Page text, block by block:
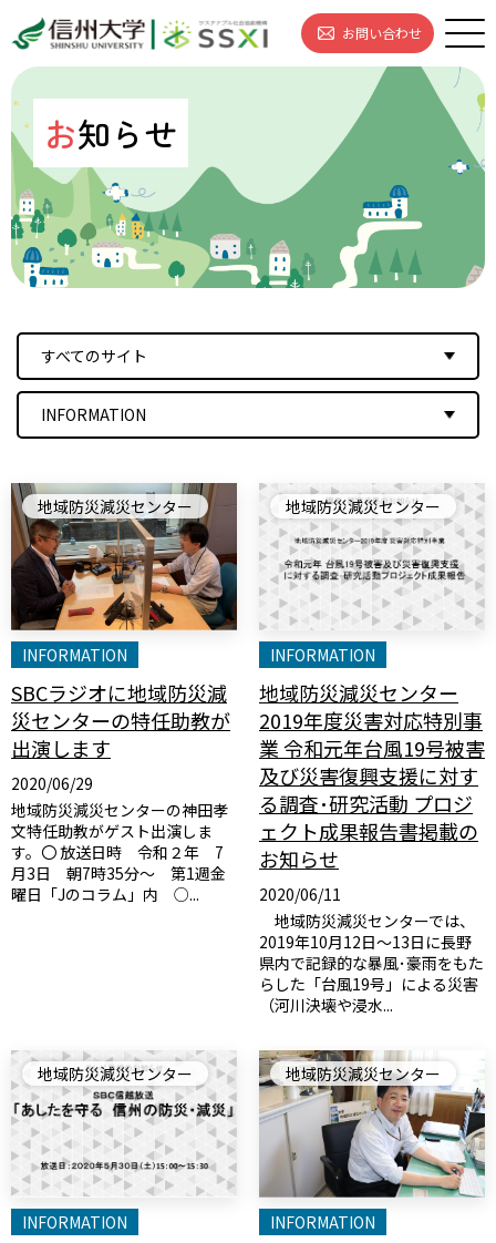
お問い合わせ
お知らせ
すべてのサイト
INFORMATION
地域防災減災センター
INFORMATION
SBCラジオに地域防災減
災センターの特任助教が
出演します
2020/06/29
地域防災減災センターの神田孝
文特任助教がゲスト出演しま
す。〇 放送日時 令和２年 7
月3日 朝7時35分～ 第1週金
曜日「Jのコラム」内 ○...
地域防災減災センター
INFORMATION
地域防災減災センター
2019年度災害対応特別事
業 令和元年台風19号被害
及び災害復興支援に対す
る調査･研究活動 プロジ
ェクト成果報告書掲載の
お知らせ
2020/06/11
地域防災減災センターでは、
2019年10月12日〜13日に長野
県内で記録的な暴風･豪雨をもた
らした「台風19号」による災害
（河川決壊や浸水...
地域防災減災センター
INFORMATION
地域防災減災センター
INFORMATION